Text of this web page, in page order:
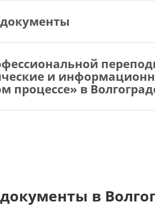
и
процессе» в
в